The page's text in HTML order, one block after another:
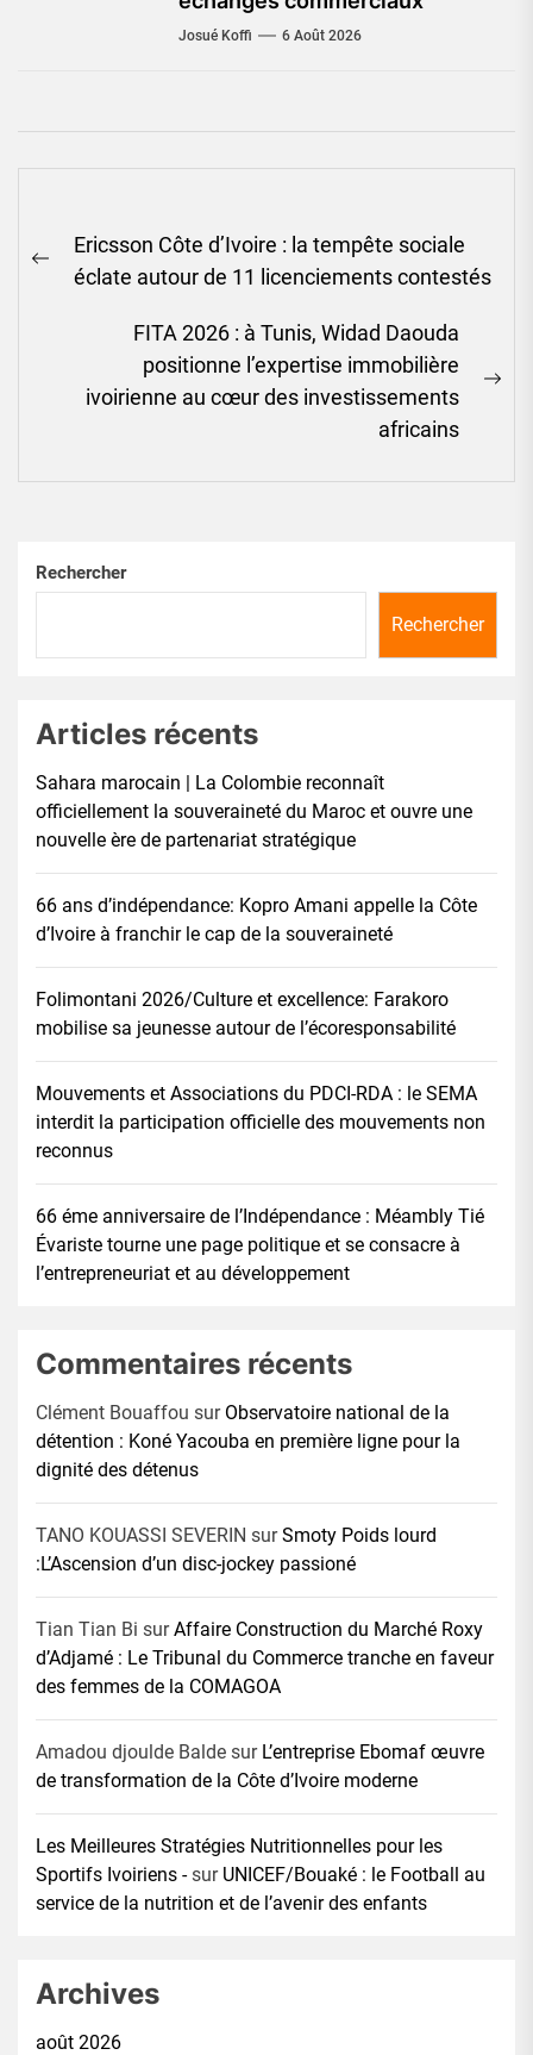
Josué Koffi 6 Août 2026
de
l’article
Previous
Ericsson Côte d’Ivoire : la tempête sociale
éclate autour de 11 licenciements contestés
FITA 2026 : à Tunis, Widad Daouda
positionne l’expertise immobilière
ivoirienne au cœur des investissements
africains
Rechercher
Rechercher
Articles récents
Sahara marocain | La Colombie reconnaît
officiellement la souveraineté du Maroc et ouvre une
nouvelle ère de partenariat stratégique
66 ans d’indépendance: Kopro Amani appelle la Côte
d’Ivoire à franchir le cap de la souveraineté
Folimontani 2026/Culture et excellence: Farakoro
mobilise sa jeunesse autour de l’écoresponsabilité
Mouvements et Associations du PDCI-RDA : le SEMA
interdit la participation officielle des mouvements non
reconnus
66 éme anniversaire de l’Indépendance : Méambly Tié
Évariste tourne une page politique et se consacre à
l’entrepreneuriat et au développement
Commentaires récents
Clément Bouaffou sur Observatoire national de la
détention : Koné Yacouba en première ligne pour la
dignité des détenus
TANO KOUASSI SEVERIN surSmoty Poids lourd
:L’Ascension d’un disc-jockey passioné
Tian Tian Bi surAffaire Construction du Marché Roxy
d’Adjamé : Le Tribunal du Commerce tranche en faveur
des femmes de la COMAGOA
Amadou djoulde Balde sur L’entreprise Ebomaf œuvre
de transformation de la Côte d’Ivoire moderne
Les Meilleures Stratégies Nutritionnelles pour les
Sportifs Ivoiriens -sur UNICEF/Bouaké : le Football au
service de la nutrition et de l’avenir des enfants
Archives
août 2026